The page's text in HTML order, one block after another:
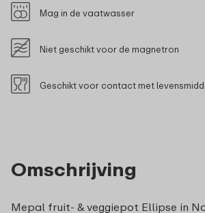
Omschrijving
Mepal fruit- & veggiepot Ellipse in
Mag in de vaatwasser
Niet geschikt voor de magnetron
Geschikt voor contact met